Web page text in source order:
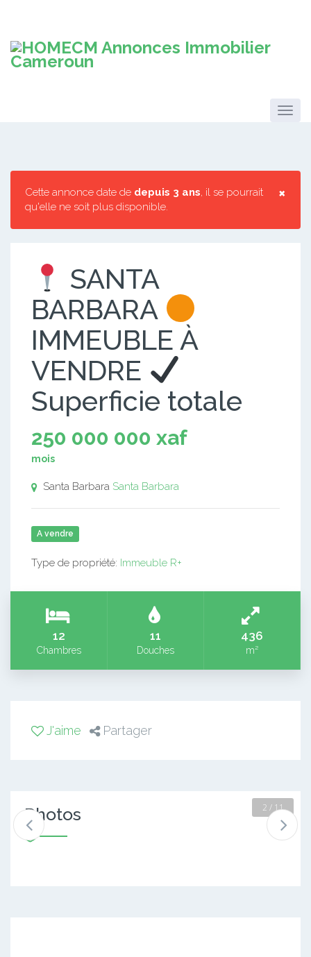
×
Cette annonce date de depuis 3 ans, il se pourrait
qu'elle ne soit plus disponible.
SANTA
BARBARA
IMMEUBLE À
VENDRE
Superficie totale
250 000 000 xaf
mois
Santa Barbara Santa Barbara
A vendre
Type de propriété: Immeuble R+
12
Chambres
11
Douches
436
m²
J'aime Partager
Photos 2 / 11